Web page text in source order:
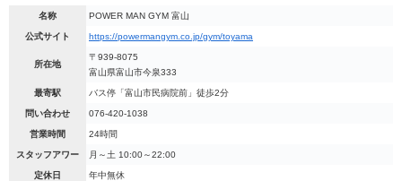
名称 POWER MAN GYM 富山
公式サイト https://powermangym.co.jp/gym/toyama
所在地
〒939-8075
富山県富山市今泉333
最寄駅 バス停「富山市民病院前」徒歩2分
問い合わせ 076-420-1038
営業時間 24時間
スタッフアワー 月～土 10:00～22:00
定休日 年中無休